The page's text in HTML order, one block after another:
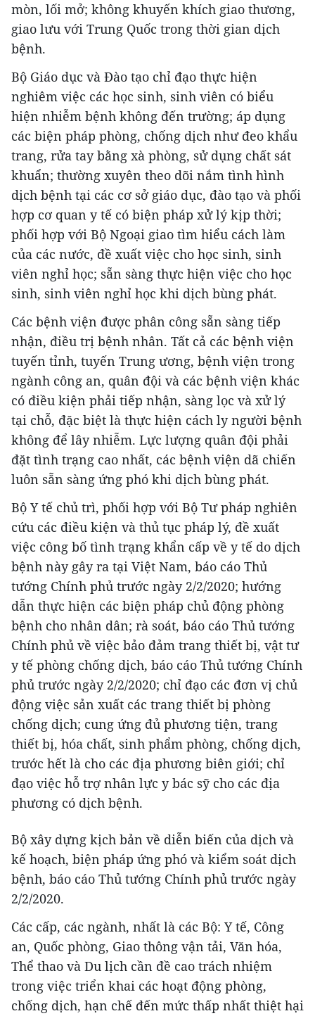
mòn, lối mở; không khuyến khích giao thương,
giao lưu với Trung Quốc trong thời gian dịch
bệnh.
Bộ Giáo dục và Đào tạo chỉ đạo thực hiện
nghiêm việc các học sinh, sinh viên có biểu
hiện nhiễm bệnh không đến trường; áp dụng
các biện pháp phòng, chống dịch như đeo khẩu
trang, rửa tay bằng xà phòng, sử dụng chất sát
khuẩn; thường xuyên theo dõi nắm tình hình
dịch bệnh tại các cơ sở giáo dục, đào tạo và phối
hợp cơ quan y tế có biện pháp xử lý kịp thời;
phối hợp với Bộ Ngoại giao tìm hiểu cách làm
của các nước, đề xuất việc cho học sinh, sinh
viên nghỉ học; sẵn sàng thực hiện việc cho học
sinh, sinh viên nghỉ học khi dịch bùng phát.
Các bệnh viện được phân công sẵn sàng tiếp
nhận, điều trị bệnh nhân. Tất cả các bệnh viện
tuyến tỉnh, tuyến Trung ương, bệnh viện trong
ngành công an, quân đội và các bệnh viện khác
có điều kiện phải tiếp nhận, sàng lọc và xử lý
tại chỗ, đặc biệt là thực hiện cách ly người bệnh
không để lây nhiễm. Lực lượng quân đội phải
đặt tình trạng cao nhất, các bệnh viện dã chiến
luôn sẵn sàng ứng phó khi dịch bùng phát.
Bộ Y tế chủ trì, phối hợp với Bộ Tư pháp nghiên
cứu các điều kiện và thủ tục pháp lý, đề xuất
việc công bố tình trạng khẩn cấp về y tế do dịch
bệnh này gây ra tại Việt Nam, báo cáo Thủ
tướng Chính phủ trước ngày 2/2/2020; hướng
dẫn thực hiện các biện pháp chủ động phòng
bệnh cho nhân dân; rà soát, báo cáo Thủ tướng
Chính phủ về việc bảo đảm trang thiết bị, vật tư
y tế phòng chống dịch, báo cáo Thủ tướng Chính
phủ trước ngày 2/2/2020; chỉ đạo các đơn vị chủ
động việc sản xuất các trang thiết bị phòng
chống dịch; cung ứng đủ phương tiện, trang
thiết bị, hóa chất, sinh phẩm phòng, chống dịch,
trước hết là cho các địa phương biên giới; chỉ
đạo việc hỗ trợ nhân lực y bác sỹ cho các địa
phương có dịch bệnh.
Bộ xây dựng kịch bản về diễn biến của dịch và
kế hoạch, biện pháp ứng phó và kiểm soát dịch
bệnh, báo cáo Thủ tướng Chính phủ trước ngày
2/2/2020.
Các cấp, các ngành, nhất là các Bộ: Y tế, Công
an, Quốc phòng, Giao thông vận tải, Văn hóa,
Thể thao và Du lịch cần đề cao trách nhiệm
trong việc triển khai các hoạt động phòng,
chống dịch, hạn chế đến mức thấp nhất thiệt hại